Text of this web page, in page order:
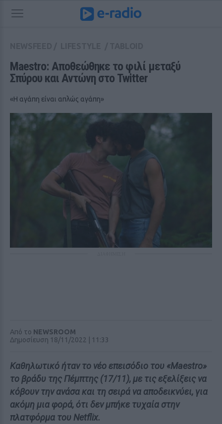
Maestro: Αποθεώθηκε το φιλί μεταξύ
Σπύρου και Αντώνη στο Twitter
«Η αγάπη είναι απλώς αγάπη»
Από το NEWSROOM
Δημοσίευση 18/11/2022 | 11:33
Καθηλωτικό ήταν το νέο επεισόδιο του «Maestro»
το βράδυ της Πέμπτης (17/11), με τις εξελίξεις να
κόβουν την ανάσα και τη σειρά να αποδεικνύει, για
ακόμη μια φορά, ότι δεν μπήκε τυχαία στην
πλατφόρμα του Netflix.